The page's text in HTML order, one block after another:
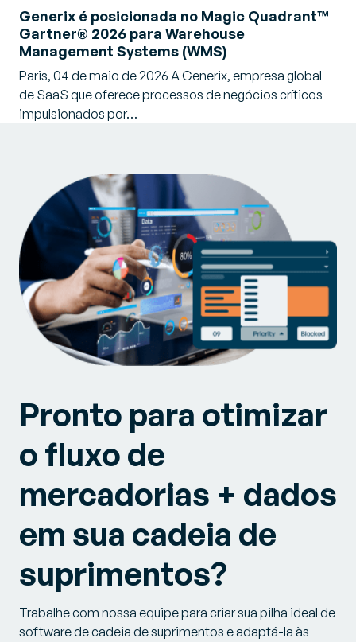
Generix é posicionada no Magic Quadrant™
Gartner® 2026 para Warehouse
Management Systems (WMS)
Paris, 04 de maio de 2026 A Generix, empresa global
de SaaS que oferece processos de negócios críticos
impulsionados por…
Pronto para otimizar
o fluxo de
mercadorias + dados
em sua cadeia de
suprimentos?
Trabalhe com nossa equipe para criar sua pilha ideal de
software de cadeia de suprimentos e adaptá-la às